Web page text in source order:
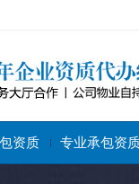
资质 专业承包资
工劳务资质